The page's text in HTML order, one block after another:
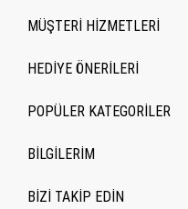
MÜŞTERİ HİZMETLERİ
HEDİYE ÖNERİLERİ
POPÜLER KATEGORILER
BİLGİLERİM
BİZİ TAKİP EDİN